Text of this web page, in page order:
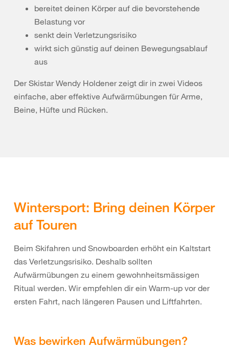
bereitet deinen Körper auf die bevorstehende
Belastung vor
senkt dein Verletzungsrisiko
wirkt sich günstig auf deinen Bewegungsablauf
aus
Der Skistar Wendy Holdener zeigt dir in zwei Videos
einfache, aber effektive Aufwärmübungen für Arme,
Beine, Hüfte und Rücken.
Wintersport: Bring deinen Körper
auf Touren
Beim Skifahren und Snowboarden erhöht ein Kaltstart
das Verletzungsrisiko. Deshalb sollten
Aufwärmübungen zu einem gewohnheitsmässigen
Ritual werden. Wir empfehlen dir ein Warm-up vor der
ersten Fahrt, nach längeren Pausen und Liftfahrten.
Was bewirken Aufwärmübungen?